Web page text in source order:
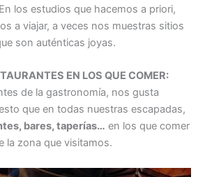
los estudios que hacemos a priori,
a viajar, a veces nos muestras sitios
son auténticas joyas.
EN LOS QUE COMER:
de la gastronomía, nos gusta
que en todas nuestras escapadas,
bares, taperías… en los que comer
la zona que visitamos.